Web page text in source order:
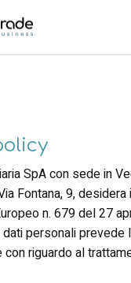
SpA con sede in
Fontana, 9,
n. 679 del 27
personali prevede
riguardo al